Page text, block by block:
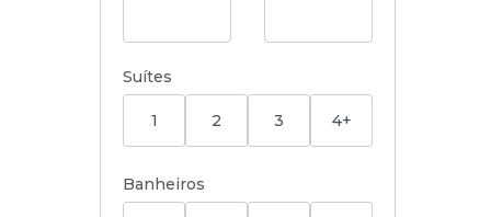
Suítes
1 2 3 4+
Banheiros